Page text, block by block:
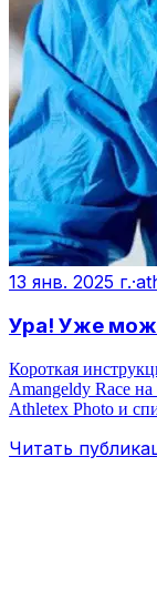
13 янв. 2025 г.·
Ура! Уже
Короткая
Amangeldy Race
Athletex Photo и
Читать